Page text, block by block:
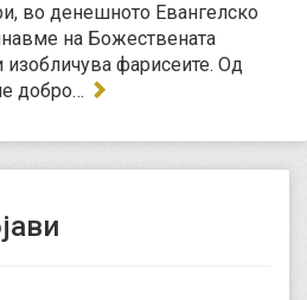
во денешното Евангелско
на Божествената
изобличува фарисеите. Од
добро…